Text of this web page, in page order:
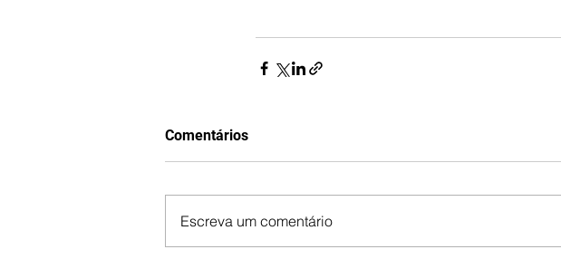
Comentários
Escreva um comentário